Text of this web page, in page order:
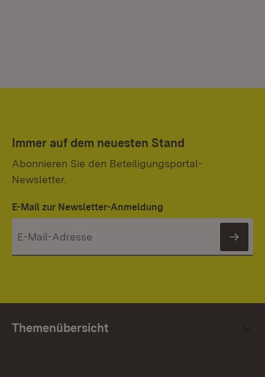
Immer auf dem neuesten Stand
Abonnieren Sie den Beteiligungsportal-
Newsletter.
E-Mail zur Newsletter-Anmeldung
Themenübersicht